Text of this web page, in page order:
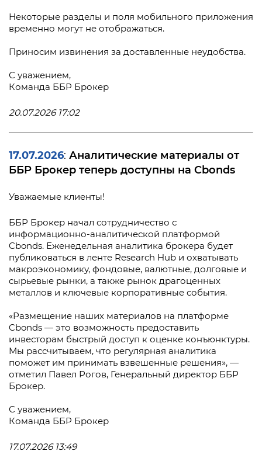
Некоторые разделы и поля мобильного приложения
временно могут не отображаться.
Приносим извинения за доставленные неудобства.
С уважением,
Команда ББР Брокер
20.07.2026 17:02
17.07.2026: Аналитические материалы от
ББР Брокер теперь доступны на Cbonds
Уважаемые клиенты!
ББР Брокер начал сотрудничество с
информационно-аналитической платформой
Cbonds. Еженедельная аналитика брокера будет
публиковаться в ленте Research Hub и охватывать
макроэкономику, фондовые, валютные, долговые и
сырьевые рынки, а также рынок драгоценных
металлов и ключевые корпоративные события.
«Размещение наших материалов на платформе
Cbonds — это возможность предоставить
инвесторам быстрый доступ к оценке конъюнктуры.
Мы рассчитываем, что регулярная аналитика
поможет им принимать взвешенные решения», —
отметил Павел Рогов, Генеральный директор ББР
Брокер.
С уважением,
Команда ББР Брокер
17.07.2026 13:49